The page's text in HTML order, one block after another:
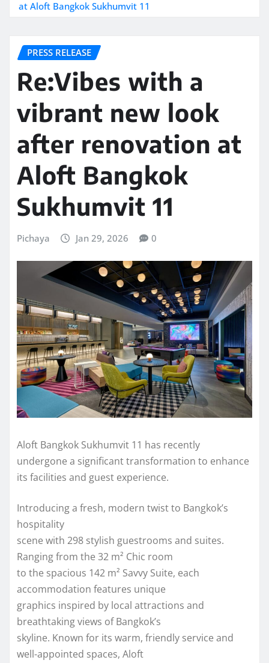
at Aloft Bangkok Sukhumvit 11
PRESS RELEASE
Re:Vibes with a
vibrant new look
after renovation at
Aloft Bangkok
Sukhumvit 11
Pichaya Jan 29, 2026 0
Aloft Bangkok Sukhumvit 11 has recently
undergone a significant transformation to enhance
its facilities and guest experience.
Introducing a fresh, modern twist to Bangkok’s
hospitality
scene with 298 stylish guestrooms and suites.
Ranging from the 32 m² Chic room
to the spacious 142 m² Savvy Suite, each
accommodation features unique
graphics inspired by local attractions and
breathtaking views of Bangkok’s
skyline. Known for its warm, friendly service and
well-appointed spaces, Aloft